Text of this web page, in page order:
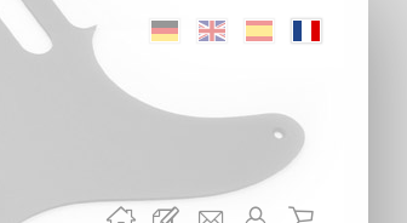
DeutschEnglischSpanisch